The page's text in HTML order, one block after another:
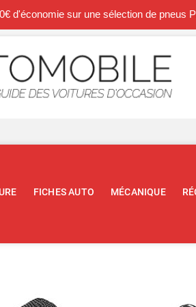
d'économie sur une sélection de pneus
FICHES AUTO MÉCANIQUE